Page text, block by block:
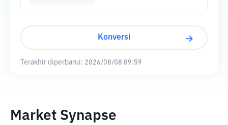
Konversi
Terakhir diperbarui: 2026/08/08 09:59
Market Synapse